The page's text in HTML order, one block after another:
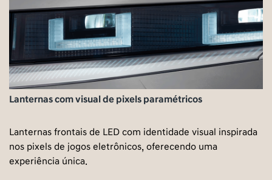
Lanternas com visual de pixels paramétricos
Lanternas frontais de LED com identidade visual inspirada
nos pixels de jogos eletrônicos, oferecendo uma
experiência única.